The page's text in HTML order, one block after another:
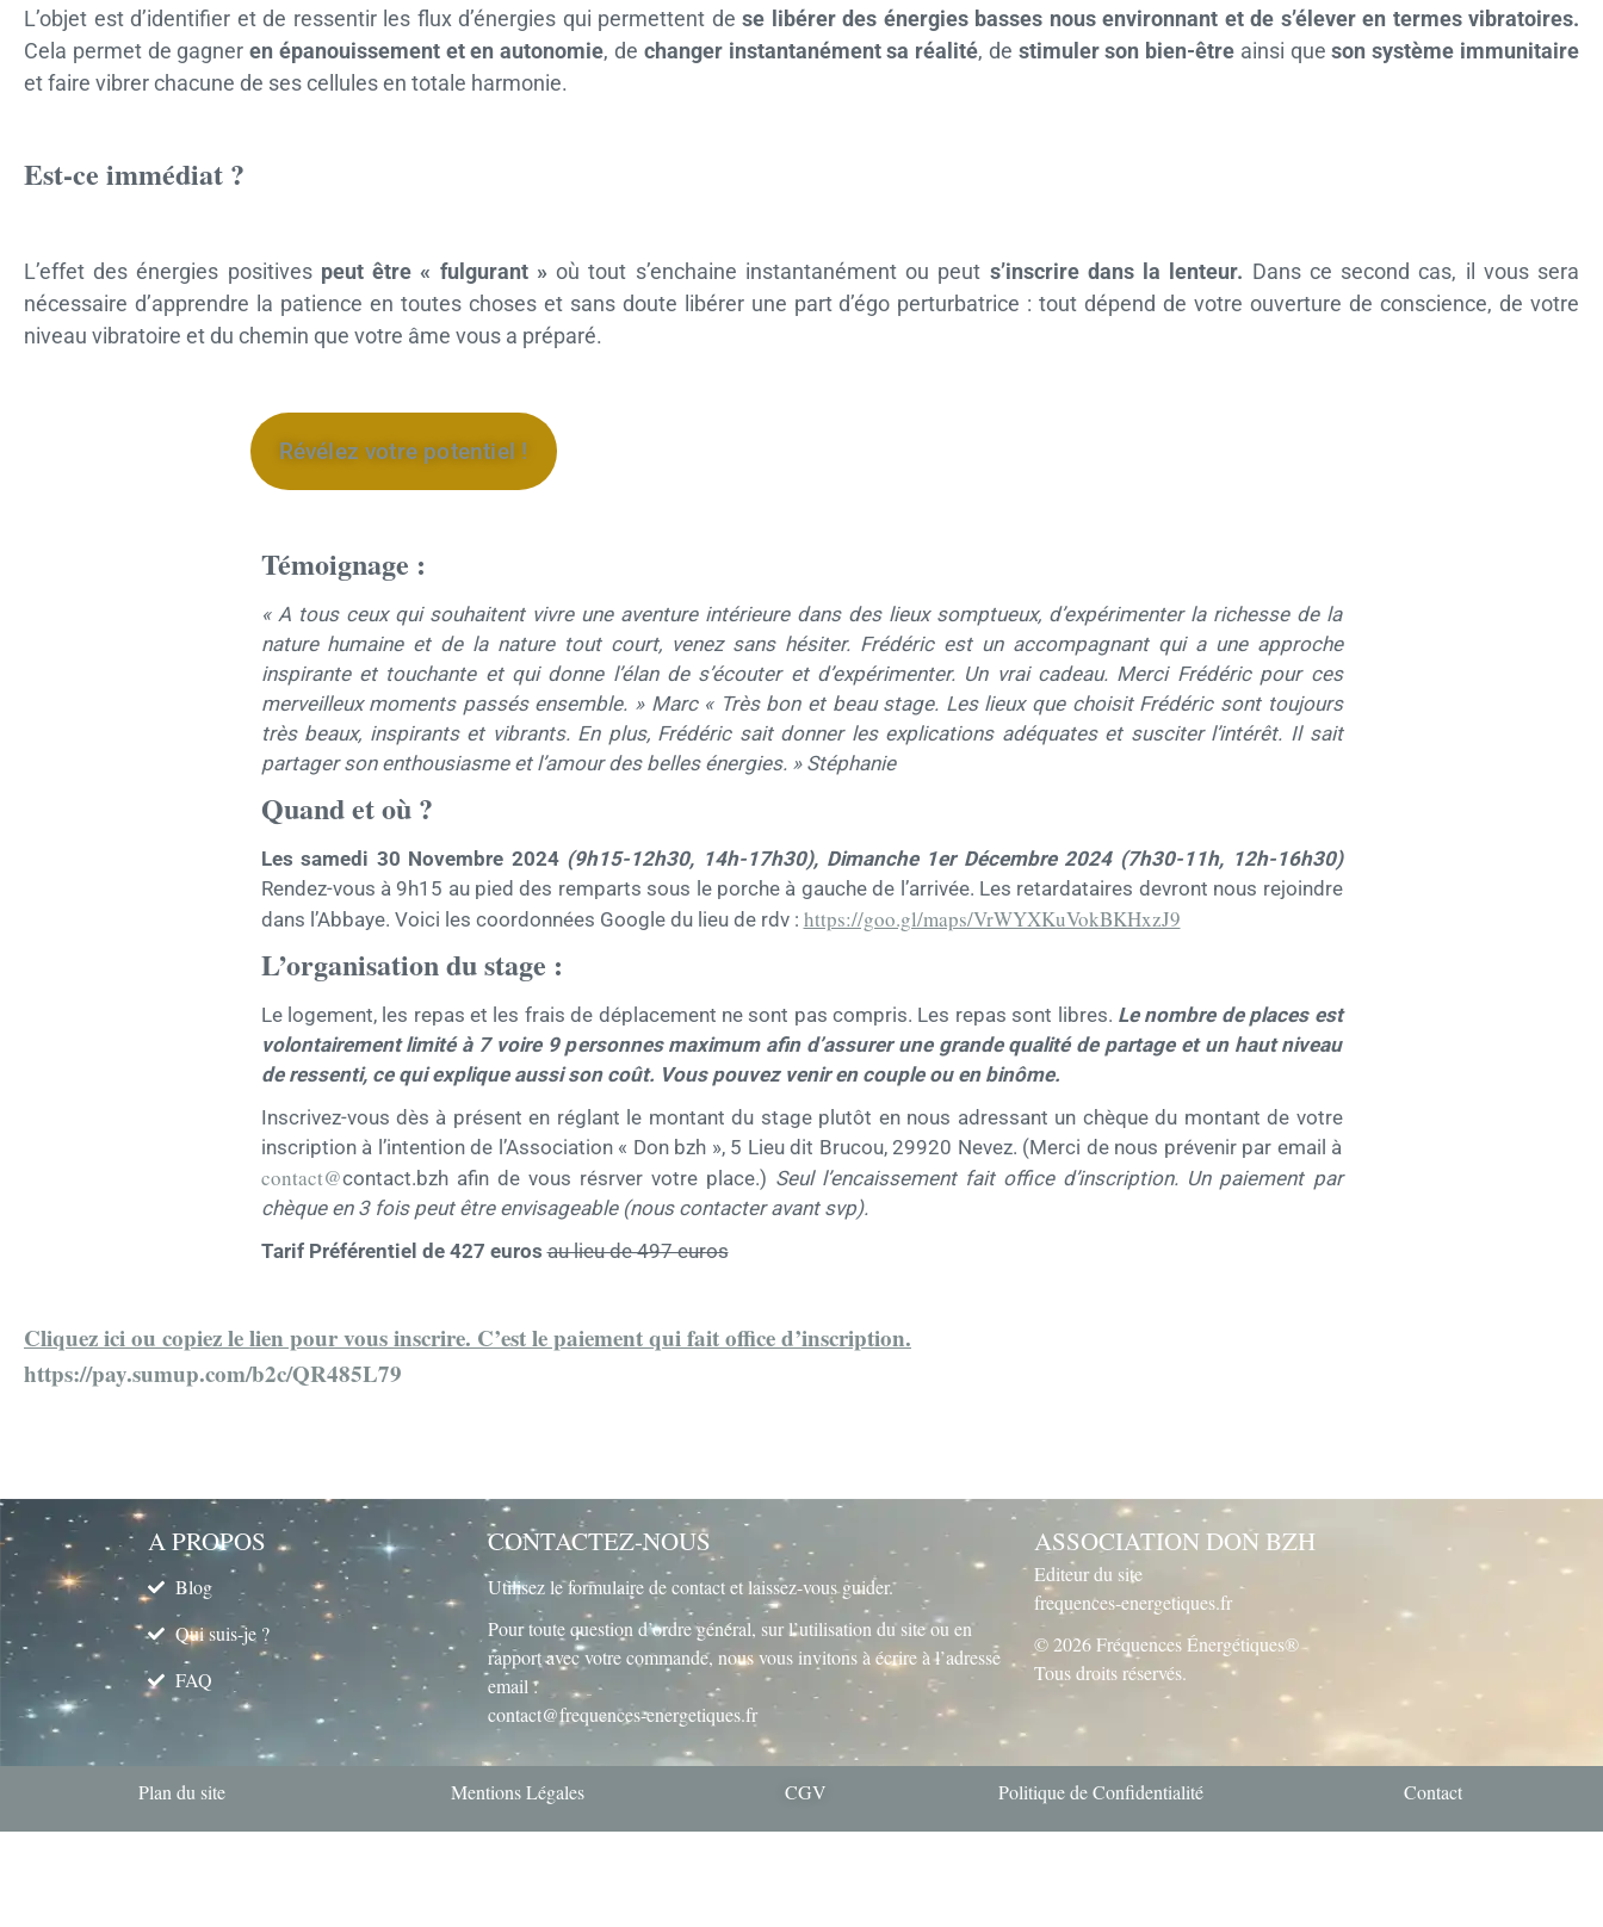
L’objet est d’identifier et de ressentir les flux d’énergies qui permettent de se libérer des énergies basses nous environnant et de s’élever en termes vibratoires.
Cela permet de gagneren épanouissement et en autonomie, de changer instantanément sa réalité, de stimuler son bien-être ainsi queson système immunitaire
et faire vibrer chacune de ses cellules en totale harmonie.
Est-ce immédiat ?
L’effet des énergies positives peut être « fulgurant » où tout s’enchaine instantanément ou peut s’inscrire dans la lenteur. Dans ce second cas, il vous sera
nécessaire d’apprendre la patience en toutes choses et sans doute libérer une part d’égo perturbatrice : tout dépend de votre ouverture de conscience, de votre
niveau vibratoire et du chemin que votre âme vous a préparé.
Révélez votre potentiel !
Témoignage :
« A tous ceux qui souhaitent vivre une aventure intérieure dans des lieux somptueux, d’expérimenter la richesse de la
nature humaine et de la nature tout court, venez sans hésiter. Frédéric est un accompagnant qui a une approche
inspirante et touchante et qui donne l’élan de s’écouter et d’expérimenter. Un vrai cadeau. Merci Frédéric pour ces
merveilleux moments passés ensemble. » Marc « Très bon et beau stage. Les lieux que choisit Frédéric sont toujours
très beaux, inspirants et vibrants. En plus, Frédéric sait donner les explications adéquates et susciter l’intérêt. Il sait
partager son enthousiasme et l’amour des belles énergies. » Stéphanie
Quand et où ?
Les samedi 30 Novembre 2024 (9h15-12h30, 14h-17h30), Dimanche 1er Décembre 2024 (7h30-11h, 12h-16h30)
Rendez-vous à 9h15 au pied des remparts sous le porche à gauche de l’arrivée. Les retardataires devront nous rejoindre
dans l’Abbaye. Voici les coordonnées Google du lieu de rdv : https://goo.gl/maps/VrWYXKuVokBKHxzJ9
L’organisation du stage :
Le logement, les repas et les frais de déplacement ne sont pas compris. Les repas sont libres. Le nombre de places est
volontairement limité à 7 voire 9 personnes maximum afin d’assurer une grande qualité de partage et un haut niveau
de ressenti, ce qui explique aussi son coût. Vous pouvez venir en couple ou en binôme.
Inscrivez-vous dès à présent en réglant le montant du stage plutôt en nous adressant un chèque du montant de votre
inscription à l’intention de l’Association « Don bzh », 5 Lieu dit Brucou, 29920 Nevez. (Merci de nous prévenir par email à
contact@contact.bzh afin de vous résrver votre place.) Seul l’encaissement fait office d’inscription. Un paiement par
chèque en 3 fois peut être envisageable (nous contacter avant svp).
Tarif Préférentiel de 427 euros au lieu de 497 euros
Cliquez ici ou copiez le lien pour vous inscrire. C’est le paiement qui fait office d’inscription.
https://pay.sumup.com/b2c/QR485L79
A PROPOS
Blog
Qui suis-je ?
FAQ
CONTACTEZ-NOUS
Utilisez leformulaire de contactet laissez-vous guider.
Pour toute question d’ordre général, sur l’utilisation du site ou en
rapport avec votre commande, nous vous invitons à écrire à l’adresse
email :
contact@frequences-energetiques.fr
ASSOCIATION DON BZH
Editeur du site
frequences-energetiques.fr
© 2026 Fréquences Énergétiques®
Tous droits réservés.
Plan du site Mentions Légales CGV Politique de Confidentialité Contact